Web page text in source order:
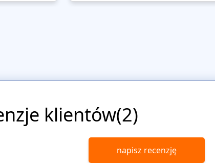
klientów(2)
napisz recenzję